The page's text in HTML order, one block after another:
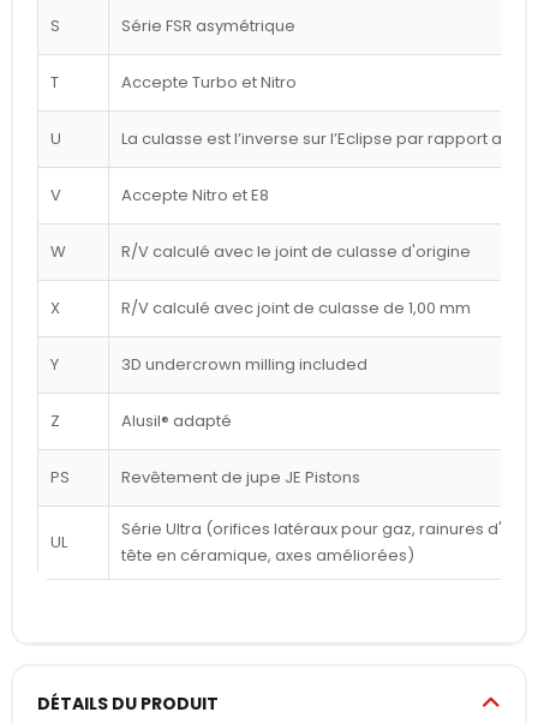
S Série FSR asymétrique
T Accepte Turbo et Nitro
U La culasse est l’inverse sur l’Eclipse par rapport au
V Accepte Nitro et E8
W R/V calculé avec le joint de culasse d'origine
X R/V calculé avec joint de culasse de 1,00 mm
Y 3D undercrown milling included
Z Alusil® adapté
PS Revêtement de jupe JE Pistons
UL
Série Ultra (orifices latéraux pour gaz, rainures
tête en céramique, axes améliorées)
DÉTAILS DU PRODUIT